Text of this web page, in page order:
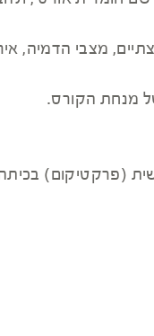
מצבי הדמיה,
מנחת הקורס.
12 שעות אקדמיות עבור התנסות